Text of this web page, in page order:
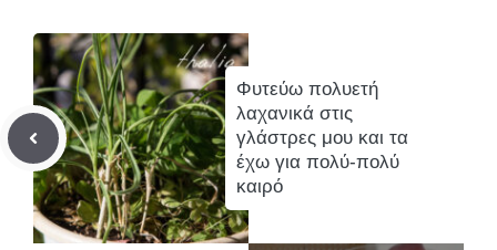
Φυτεύω πολυετή
λαχανικά στις
γλάστρες μου και τα
έχω για πολύ-πολύ
καιρό